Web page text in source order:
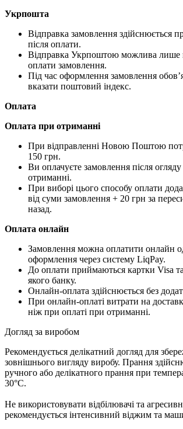
Укрпошта
Відправка замовлення здійснюється
після оплати.
Відправка Укрпоштою можлива лише
оплати замовлення.
Під час оформлення замовлення
вказати поштовий індекс.
Оплата
Оплата при отриманні
При відправленні Новою Поштою
150 грн.
Ви оплачуєте замовлення після
отриманні.
При виборі цього способу оплати
від суми замовлення + 20 грн за
назад.
Оплата онлайн
Замовлення можна оплатити онлайн
оформлення через систему LiqPay.
До оплати приймаються картки Visa
якого банку.
Онлайн-оплата здійснюється без
При онлайн-оплаті витрати на
ніж при оплаті при отриманні.
Догляд за виробом
Рекомендується делікатний догляд для
зовнішнього вигляду виробу. Прання
ручного або делікатного прання при
30°C.
Не використовувати відбілювачі та
рекомендується інтенсивний віджим та